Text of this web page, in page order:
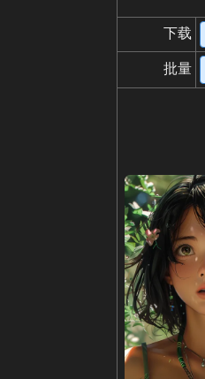
下载
批量